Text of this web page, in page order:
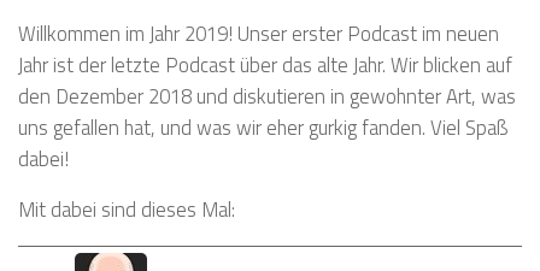
Willkommen im Jahr 2019! Unser erster Podcast im neuen
Jahr ist der letzte Podcast über das alte Jahr. Wir blicken auf
den Dezember 2018 und diskutieren in gewohnter Art, was
uns gefallen hat, und was wir eher gurkig fanden. Viel Spaß
dabei!
Mit dabei sind dieses Mal: